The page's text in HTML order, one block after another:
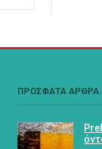
ΠΡΟΣΦΑΤΑ ΑΡΘΡΑ